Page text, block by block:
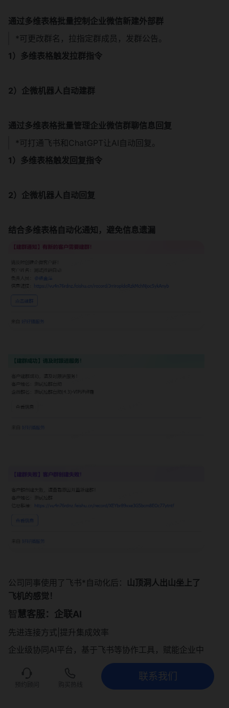
通过多维表格批量控制企业微信新建外部群
*可更改群名，拉指定群成员，发群公告。
1）多维表格触发拉群指令
2）企微机器人自动建群
通过多维表格批量管理企业微信群聊信息回复
*可打通飞书和ChatGPT让AI自动回复。
1）多维表格触发回复指令
2）企微机器人自动回复
结合多维表格自动化通知，避免信息遗漏
公司同事使用了飞书*自动化后： 山顶洞人出山坐上了
飞机的感觉！
智慧客服：企联AI
先进连接方式|提升集成效率
企业级协同AI平台，基于飞书等协作工具，赋能企业中
的每一位员工，自主管理AI资产，无忧接入海量行业场
景应用。
联系我们
预约顾问 购买热线
联系我们